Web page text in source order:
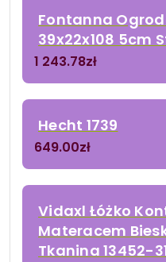
Fontanna
39x22x108 5cm
1 243.78zł
Hecht 1739
649.00zł
Vidaxl Łóżko
Materacem
Tkanina 13452-